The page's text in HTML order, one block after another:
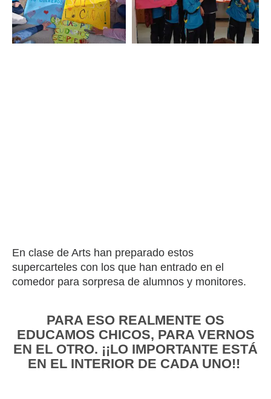
En clase de Arts han preparado estos
supercarteles con los que han entrado en el
comedor para sorpresa de alumnos y monitores.
PARA ESO REALMENTE OS
EDUCAMOS CHICOS, PARA VERNOS
EN EL OTRO. ¡¡LO IMPORTANTE ESTÁ
EN EL INTERIOR DE CADA UNO!!